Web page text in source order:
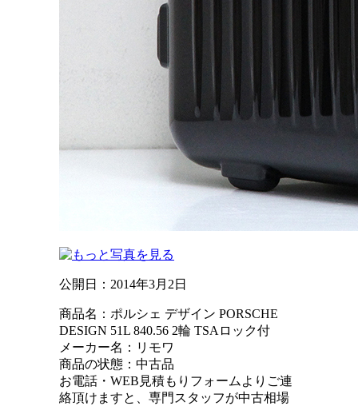
公開日： 2014年3月2日
商品名：ポルシェ デザイン PORSCHE
DESIGN 51L 840.56 2輪 TSAロック付
メーカー名：リモワ
商品の状態：中古品
お電話・WEB見積もりフォームよりご連
絡頂けますと、専門スタッフが中古相場